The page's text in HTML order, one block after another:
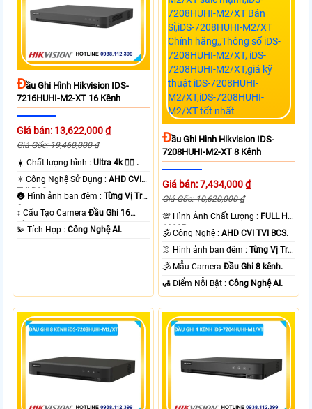
ĐẦu Ghi Hình Hikvision IDS-
7216HUHI-M2-XT 16 Kênh
Giá bán: 13,622,000 ₫
Giá Gốc: 19,460,000 ₫
☀️ Chất lượng hình :Ultra 4k 👍🏾 .
✳️ Công Nghệ Sử Dụng :AHD CVI
TVI BCS.
🌚 Hình ảnh ban đêm :Từng Vị Trí
Camera .
↕️ Cấu Tạo CameraĐầu Ghi 16
kênh.
️💫 Tích Hợp :Công Nghệ AI.
ĐẦu Ghi Hình Hikvision IDS-
7208HUHI-M2-XT 8 Kênh
Giá bán: 7,434,000 ₫
Giá Gốc: 10,620,000 ₫
💯 Hình Ành Chất Lượng : FULL HD
1080P .
🕉️ Công Nghệ :AHD CVI TVI BCS.
🌛 Hình ảnh ban đêm :Từng Vị Trí
Camera .
🕉️ Mẫu CameraĐầu Ghi 8 kênh.
️🛃 Điểm Nỗi Bật :Công Nghệ AI.